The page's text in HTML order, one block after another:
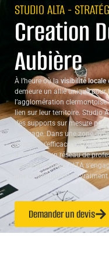
STUDIO ALTA -
Creation
Aubière
À l’heure où la visibilité locale
demeure un allié unique pour
l’agglomération
lien sur leur territoire. Studio
des supports sur mesure
message. Dans une zone
directe qu’efficace, un
d’atteindre un réseau de
artisanal. Studio ALTA
une communication vraiment
Demander un devis